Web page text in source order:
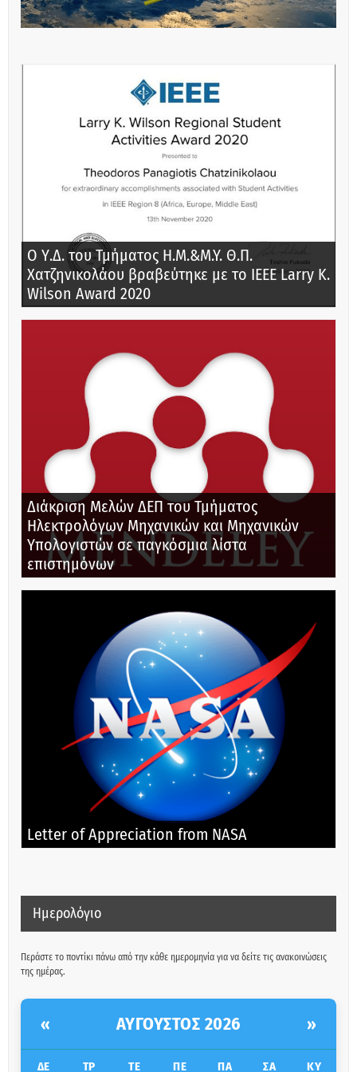
Ο Υ.Δ. του Τμήματος Η.Μ.&M.Y. Θ.Π.
Χατζηνικολάου βραβεύτηκε με το IEEE Larry K.
Wilson Award 2020
Διάκριση Μελών ΔΕΠ του Τμήματος
Ηλεκτρολόγων Μηχανικών και Μηχανικών
Υπολογιστών σε παγκόσμια λίστα
επιστημόνων
Letter of Appreciation from NASA
Ημερολόγιο
Περάστε το ποντίκι πάνω από την κάθε ημερομηνία για να δείτε τις ανακοινώσεις
της ημέρας.
« ΑΎΓΟΥΣΤΟΣ 2026 »
ΔΕ ΤΡ ΤΕ ΠΕ ΠΑ ΣΑ ΚΥ